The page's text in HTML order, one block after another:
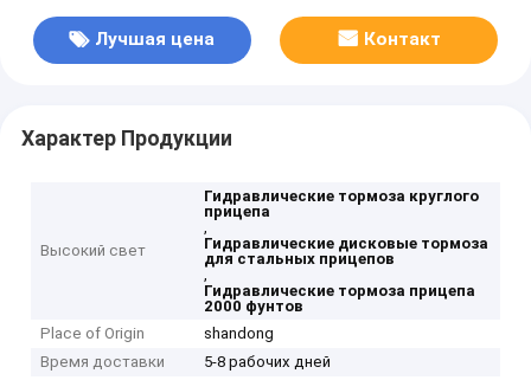
Лучшая цена Контакт
Характер Продукции
Высокий свет
Гидравлические тормоза круглого
прицепа
,
Гидравлические дисковые тормоза
для стальных прицепов
,
Гидравлические тормоза прицепа
2000 фунтов
Place of Origin
shandong
Время доставки
5-8 рабочих дней